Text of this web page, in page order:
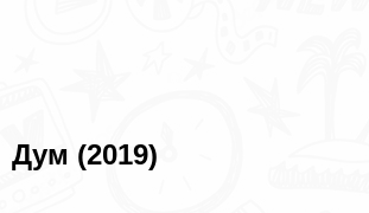
Дум (2019)